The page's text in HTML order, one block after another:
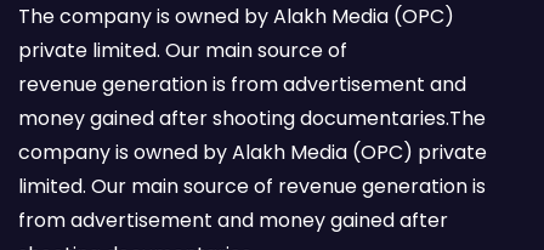
The company is owned by Alakh Media (OPC)
private limited. Our main source of
revenue generation is from advertisement and
money gained after shooting documentaries.The
company is owned by Alakh Media (OPC) private
limited. Our main source of revenue generation is
from advertisement and money gained after